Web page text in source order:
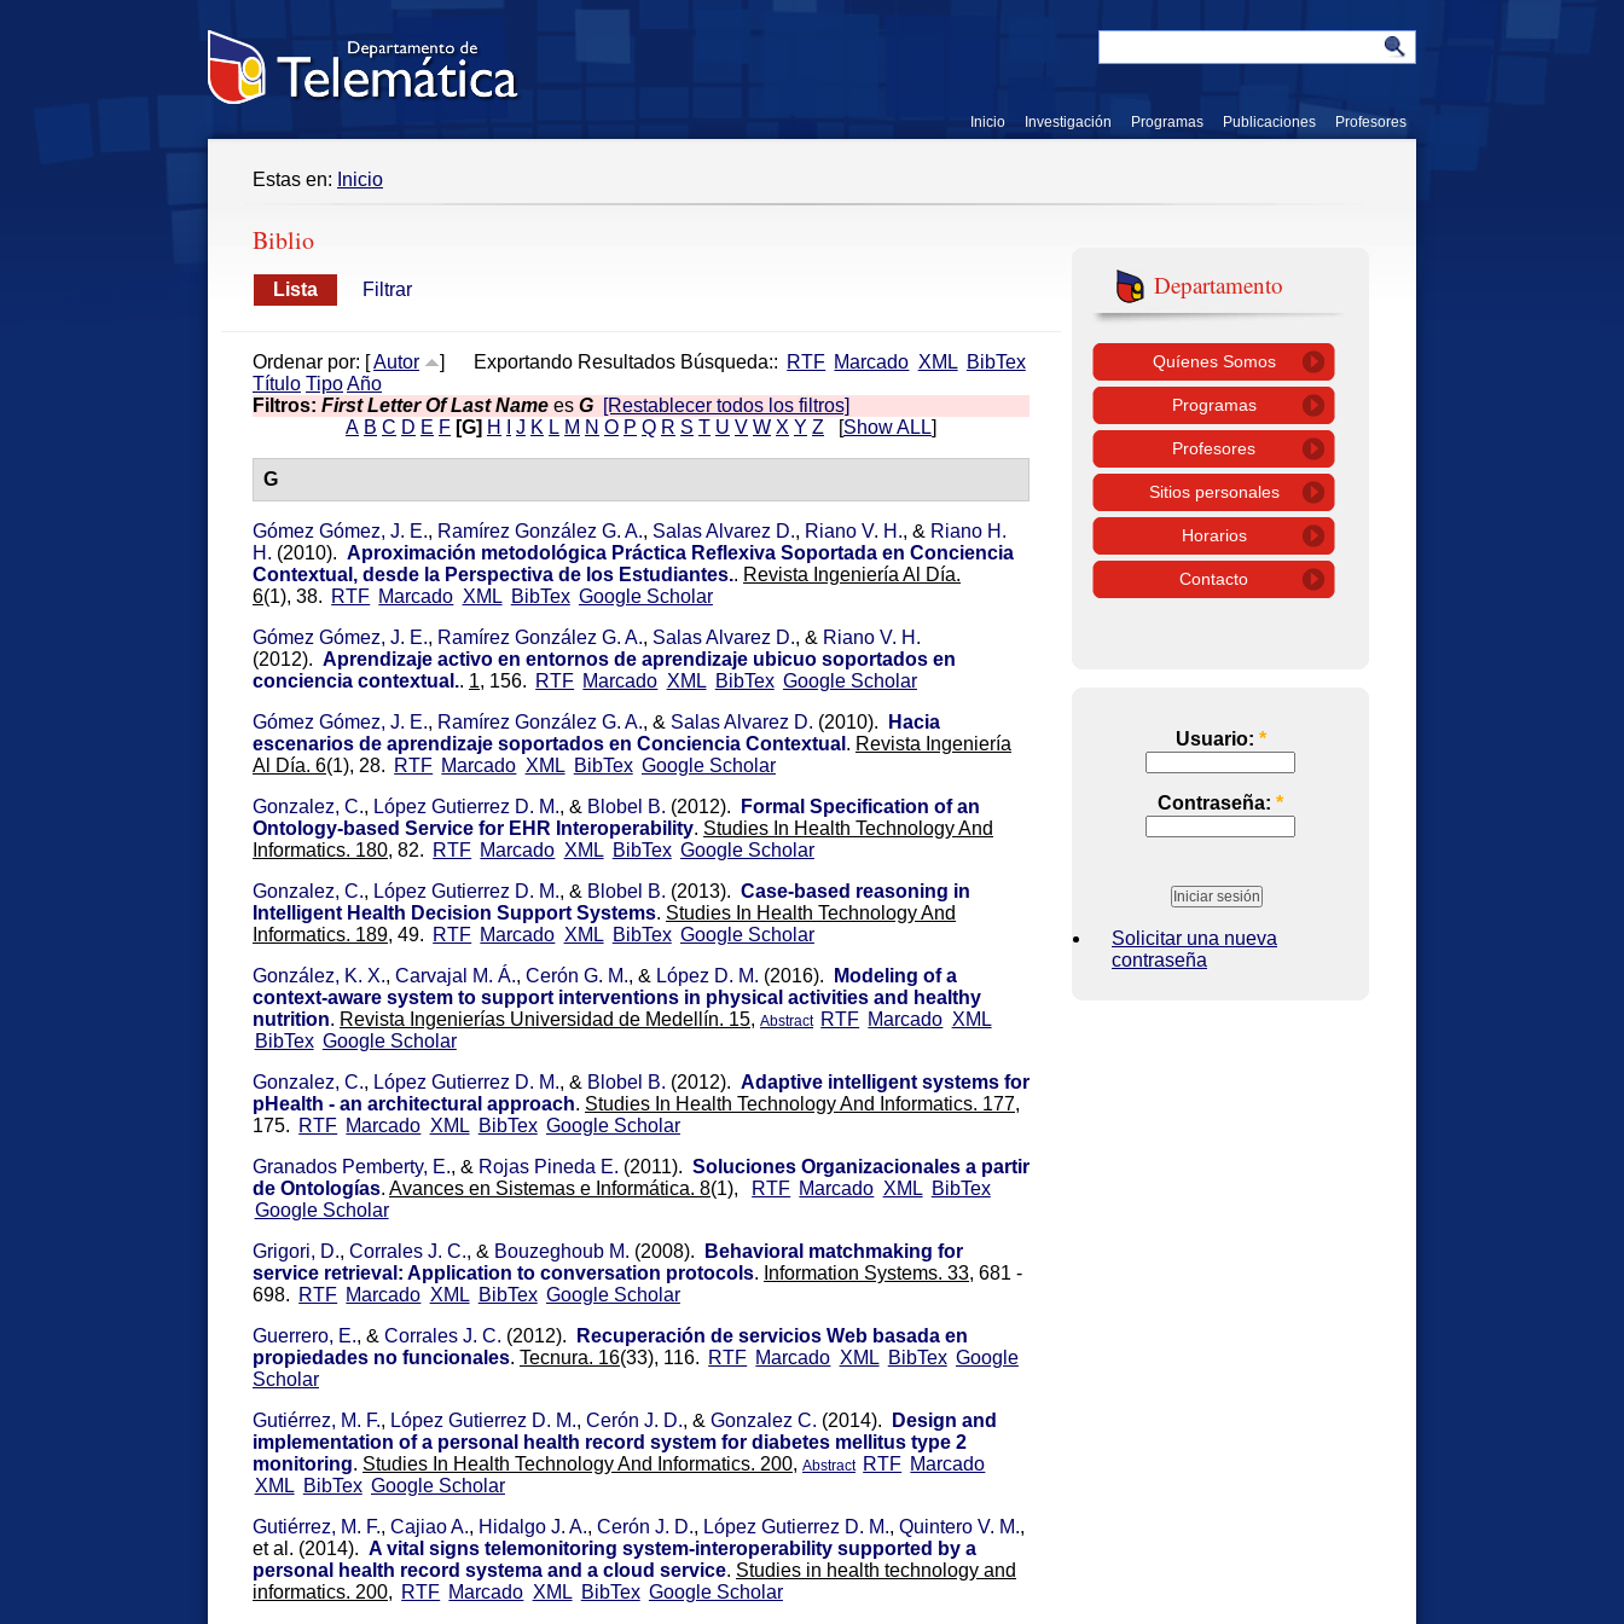
Inicio Investigación Programas Publicaciones Profesores
Estas en: Inicio
Biblio
Lista Filtrar
Exportando Resultados Búsqueda:: RTF Marcado XML BibTex
Ordenar por: [Autor
]
Título TipoAño
Filtros: First Letter Of Last Name es G [Restablecer todos los filtros]
A B C D E F [G] H J K L M N O P Q R S T U V W X Y Z [Show ALL]
G
Gómez Gómez, J. E., Ramírez González G. A., Salas Alvarez D., Riano V. H., & Riano H.
H. (2010). Aproximación metodológica Práctica Reflexiva Soportada en Conciencia
Contextual, desde la Perspectiva de los Estudiantes.. Revista Ingeniería Al Día.
6(1), 38. RTF Marcado XML BibTex Google Scholar
Gómez Gómez, J. E., Ramírez González G. A., Salas Alvarez D., & Riano V. H.
(2012). Aprendizaje activo en entornos de aprendizaje ubicuo soportados en
conciencia contextual.. 1, 156. RTF Marcado XML BibTex Google Scholar
Gómez Gómez, J. E., Ramírez González G. A., & Salas Alvarez D. (2010).
Hacia
escenarios de aprendizaje soportados en Conciencia Contextual . Revista Ingeniería
Al Día. 6(1), 28. RTF Marcado XML BibTex Google Scholar
Gonzalez, C., López Gutierrez D. M., & Blobel B. (2012).
Formal Specification of an
Ontology-based Service for EHR Interoperability. Studies In Health Technology And
Informatics. 180, 82. RTF Marcado XML BibTex Google Scholar
Gonzalez, C., López Gutierrez D. M., & Blobel B. (2013). Case-based reasoning in
Intelligent Health Decision Support Systems. Studies In Health Technology And
Informatics. 189, 49. RTF Marcado XML BibTex Google Scholar
González, K. X., Carvajal M. Á., Cerón G. M., & López D. M. (2016).
Modeling of a
context-aware system to support interventions in physical activities and healthy
nutrition. Revista Ingenierías Universidad de Medellín. 15, Abstract RTF Marcado XML
BibTex Google Scholar
Gonzalez, C., López Gutierrez D. M., & Blobel B. (2012). Adaptive intelligent systems for
pHealth - an architectural approach. Studies In Health Technology And Informatics. 177,
175. RTF Marcado XML BibTex Google Scholar
Granados Pemberty, E., & Rojas Pineda E. (2011). Soluciones Organizacionales a partir
de Ontologías. Avances en Sistemas e Informática. 8(1), RTF Marcado XML BibTex
Google Scholar
Grigori, D., Corrales J. C., & Bouzeghoub M. (2008).
Behavioral matchmaking for
service retrieval: Application to conversation protocols. Information Systems. 33, 681 -
698. RTF Marcado XML BibTex Google Scholar
Guerrero, E., & Corrales J. C. (2012).
Recuperación de servicios Web basada en
propiedades no funcionales. Tecnura. 16(33), 116. RTF Marcado XML BibTex Google
Scholar
Gutiérrez, M. F., López Gutierrez D. M., Cerón J. D., & Gonzalez C. (2014).
Design and
implementation of a personal health record system for diabetes mellitus type 2
monitoring. Studies In Health Technology And Informatics. 200, Abstract RTF Marcado
XML BibTex Google Scholar
Gutiérrez, M. F., Cajiao A., Hidalgo J. A., Cerón J. D., López Gutierrez D. M., Quintero V. M.,
et al. (2014). A vital signs telemonitoring system-interoperability supported by a
personal health record systema and a cloud service. Studies in health technology and
informatics. 200, RTF Marcado XML BibTex Google Scholar
Departamento
Quíenes Somos
Programas
Profesores
Sitios personales
Horarios
Contacto
Usuario: *
Contraseña: *
Solicitar una nueva
contraseña